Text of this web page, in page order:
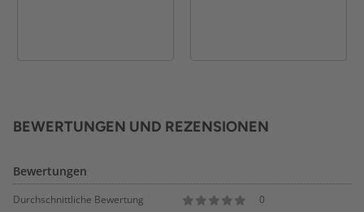
BEWERTUNGEN UND REZENSIONEN
Bewertungen
Durchschnittliche Bewertung 0